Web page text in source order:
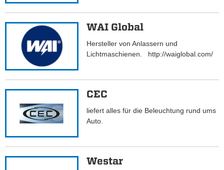
WAI Global
Hersteller von Anlassern und
Lichtmaschienen. http://waiglobal.com/
CEC
liefert alles für die Beleuchtung rund ums
Auto.
Westar